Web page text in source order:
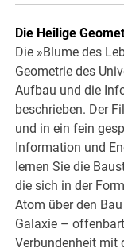
Die Heilige
Die »Blume des
Geometrie des
Aufbau und die
beschrieben. Der
und in ein fein
Information und
lernen Sie die
die sich in der
Atom über den
Galaxie –
Verbundenheit mit